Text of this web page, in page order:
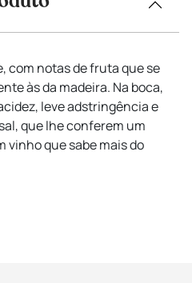
com notas de fruta que se
às da madeira. Na boca,
leve adstringência e
que lhe conferem um
vinho que sabe mais do